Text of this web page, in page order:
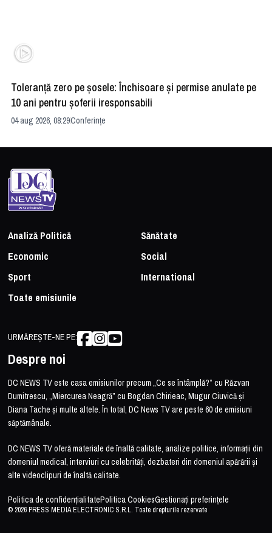
Toleranță zero pe șosele: Închisoare și permise anulate pe
10 ani pentru șoferii iresponsabili
04 aug 2026, 08:29Conferințe
Analiză Politică
Sănătate
Economic
Social
Sport
International
Toate emisiunile
URMĂREȘTE-NE PE:
Despre noi
DC NEWS TV este casa emisiunilor precum „Ce se întâmplă?” cu Răzvan
Dumitrescu, „Miercurea Neagră” cu Bogdan Chirieac, Mugur Ciuvică și
Diana Tache și multe altele. În total, DC News TV are peste 60 de emisiuni
săptămânale.
DC NEWS TV oferă materiale de înaltă calitate, analize politice, informații din
domeniul medical, interviuri cu celebrități, dezbateri din domeniul apărării și
alte videoclipuri de înaltă calitate.
Politica de confidențialitatePolitica CookiesGestionați preferințele
© 2026 PRESS MEDIA ELECTRONIC S.R.L. Toate drepturile rezervate